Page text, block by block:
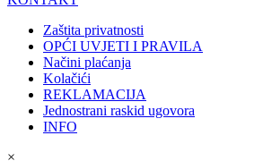
Zaštita privatnosti
OPĆI UVJETI I PRAVILA
Načini plaćanja
Kolačići
REKLAMACIJA
Jednostrani raskid ugovora
INFO
×